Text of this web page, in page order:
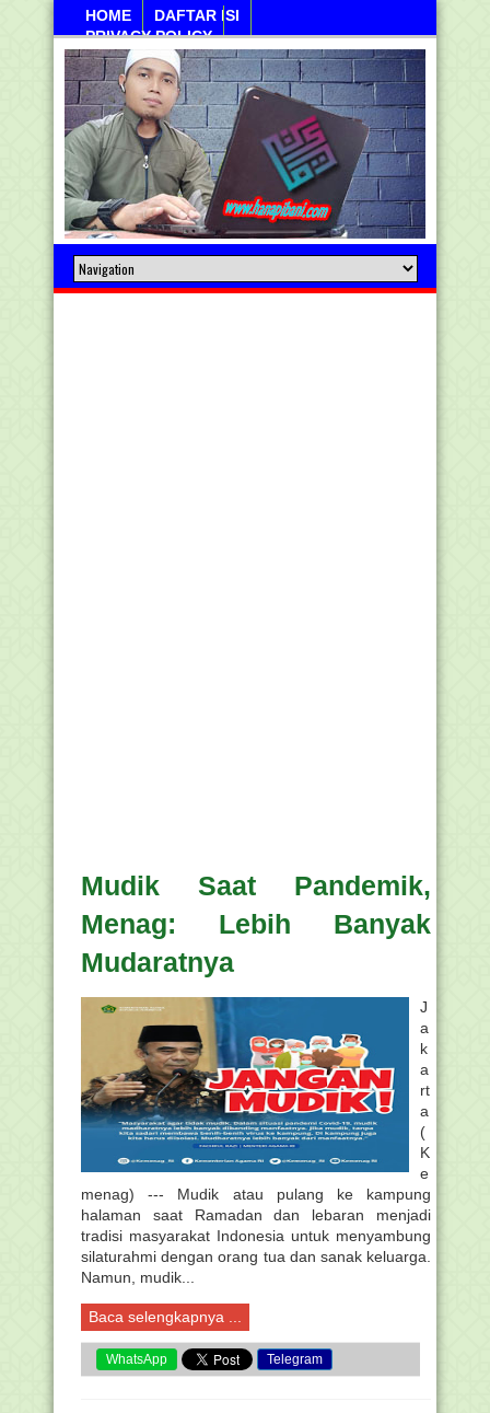
HOME
DAFTAR ISI
PRIVACY POLICY
Sabtu, 08 Agustus 2026
Mudik Saat Pandemik,
Menag: Lebih Banyak
Mudaratnya
J
a
k
a
rt
a
(
K
e
menag) --- Mudik atau pulang ke kampung
halaman saat Ramadan dan lebaran menjadi
tradisi masyarakat Indonesia untuk menyambung
silaturahmi dengan orang tua dan sanak keluarga.
Namun, mudik...
Baca selengkapnya ...
WhatsApp Telegram